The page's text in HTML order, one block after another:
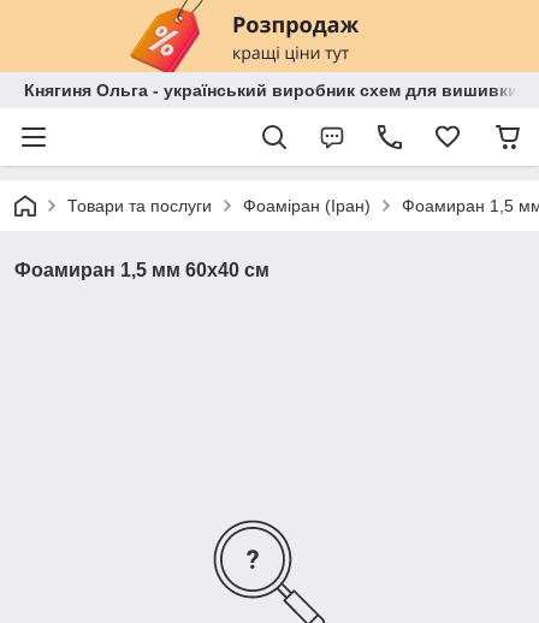
Княгиня Ольга - український виробник схем для вишивки
Товари та послуги Фоаміран (Іран) Фоамиран 1,5
Фоамиран 1,5 мм 60х40 см